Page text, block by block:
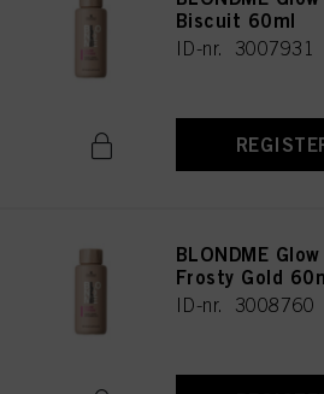
Biscuit 60ml
ID-nr. 3007931
BLONDME
Frosty Gold
ID-nr. 3008760